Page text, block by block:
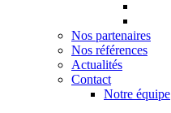
Nos partenaires
Nos références
Actualités
Contact
Notre équipe